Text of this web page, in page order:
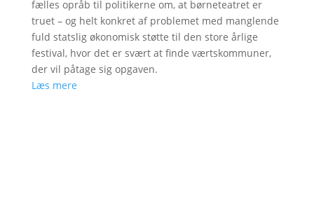
fælles opråb til politikerne om, at børneteatret er
truet – og helt konkret af problemet med manglende
fuld statslig økonomisk støtte til den store årlige
festival, hvor det er svært at finde værtskommuner,
der vil påtage sig opgaven.
Læs mere